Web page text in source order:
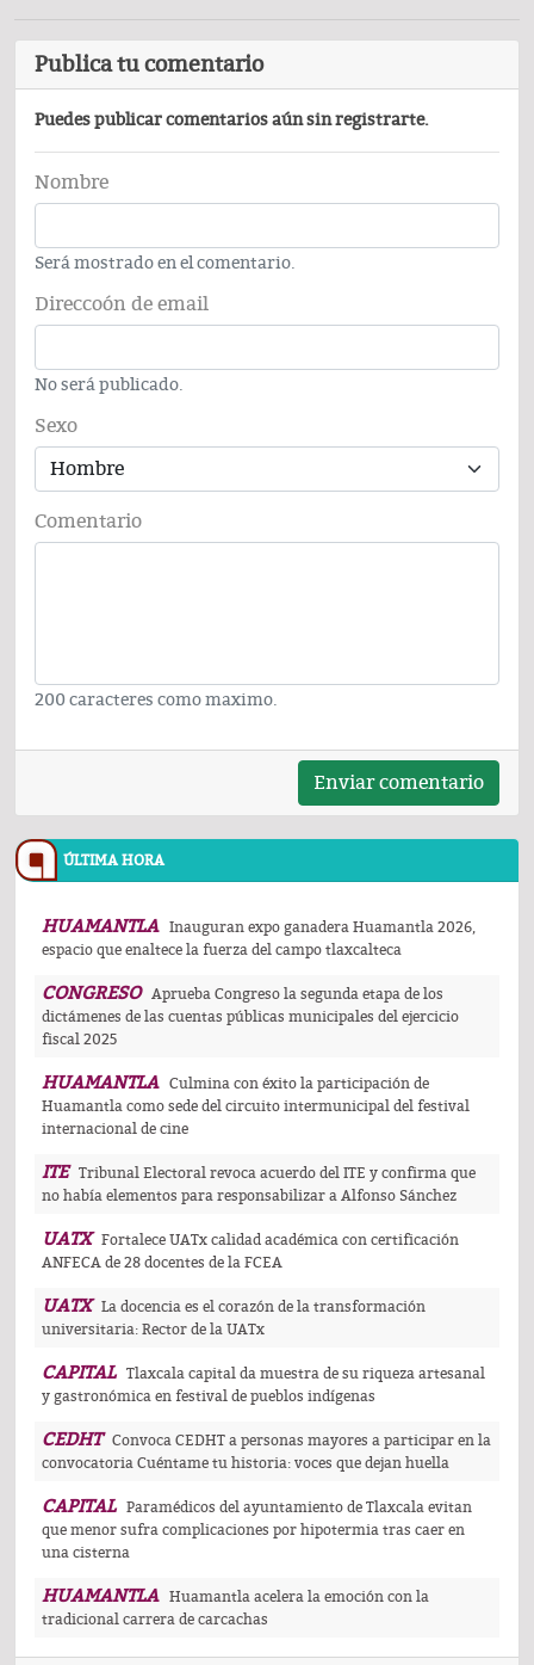
Publica tu comentario
Puedes publicar comentarios aún sin registrarte.
Nombre
Será mostrado en el comentario.
Direccoón de email
No será publicado.
Sexo
Comentario
200 caracteres como maximo.
Enviar comentario
ÚLTIMA HORA
HUAMANTLA
Inauguran expo ganadera Huamantla 2026,
espacio que enaltece la fuerza del campo tlaxcalteca
CONGRESO
Aprueba Congreso la segunda etapa de los
dictámenes de las cuentas públicas municipales del ejercicio
fiscal 2025
HUAMANTLA
Culmina con éxito la participación de
Huamantla como sede del circuito intermunicipal del festival
internacional de cine
ITE
Tribunal Electoral revoca acuerdo del ITE y confirma que
no había elementos para responsabilizar a Alfonso Sánchez
UATX
Fortalece UATx calidad académica con certificación
ANFECA de 28 docentes de la FCEA
UATX
La docencia es el corazón de la transformación
universitaria: Rector de la UATx
CAPITAL
Tlaxcala capital da muestra de su riqueza artesanal
y gastronómica en festival de pueblos indígenas
CEDHT
Convoca CEDHT a personas mayores a participar en la
convocatoria Cuéntame tu historia: voces que dejan huella
CAPITAL
Paramédicos del ayuntamiento de Tlaxcala evitan
que menor sufra complicaciones por hipotermia tras caer en
una cisterna
HUAMANTLA
Huamantla acelera la emoción con la
tradicional carrera de carcachas